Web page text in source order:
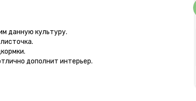
данную культуру.
дополнит интерьер.
черри Синьорита
Ряд 30 шт